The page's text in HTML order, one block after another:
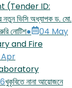
(Tender ID:
নতুন ভিসি অধ্যাপক ড. মো.
নোটিশ●
04 May
and Fire
Apr
খুকৃবিতে নানা আয়োজনে